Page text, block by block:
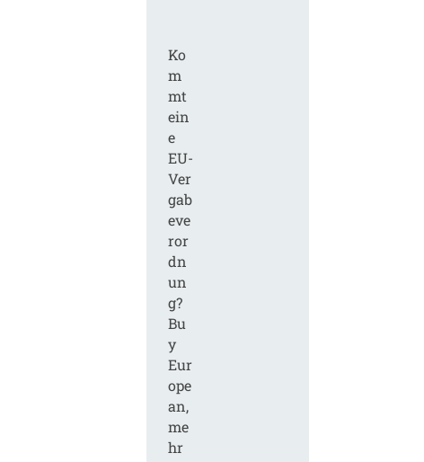
Ko
m
mt
ein
e
EU-
Ver
gab
eve
ror
dn
un
g?
Bu
y
Eur
ope
an,
me
hr